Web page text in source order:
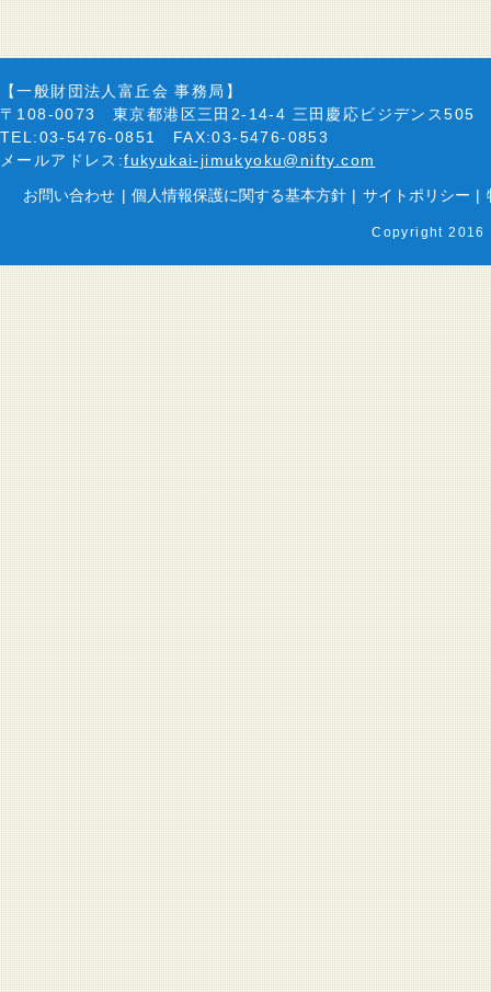
【一般財団法人富丘会 事務局】
〒108-0073 東京都港区三田2-14-4 三田慶応ビジデンス505
TEL:03-5476-0851 FAX:03-5476-0853
メールアドレス:fukyukai-jimukyoku@nifty.com
お問い合わせ | 個人情報保護に関する基本方針 | サイトポリシー |
Copyright 2016